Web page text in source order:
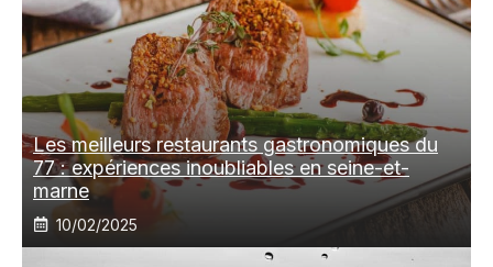
Les meilleurs restaurants gastronomiques du
77 : expériences inoubliables en seine-et-
marne
10/02/2025